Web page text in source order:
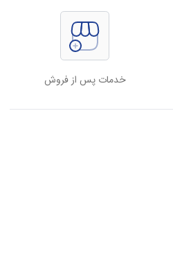
خدمات پس از فروش